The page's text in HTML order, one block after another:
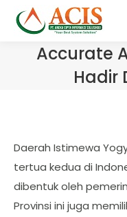
Accurate
Hadir
Daerah Istimewa
tertua kedua di
dibentuk oleh
Provinsi ini juga